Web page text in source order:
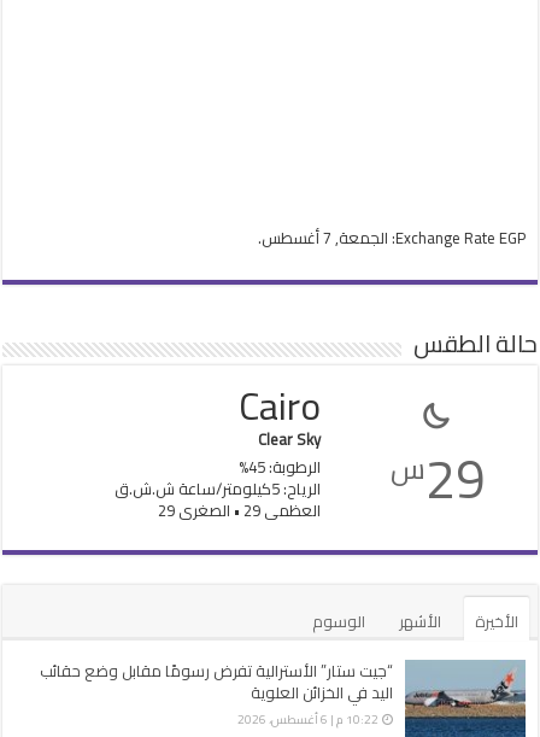
Exchange Rate EGP : الجمعة, 7 أغسطس.
حالة الطقس
29س
Cairo
Clear Sky
الرطوبة: 45%
الرياح: 5كيلومتر/ساعة ش.ش.ق‎
العظمى 29 • الصغرى 29
الأخيرة الأشهر
الوسوم
“جيت ستار” الأسترالية تفرض رسومًا مقابل وضع حقائب
اليد في الخزائن العلوية
10:22 م | 6 أغسطس، 2026